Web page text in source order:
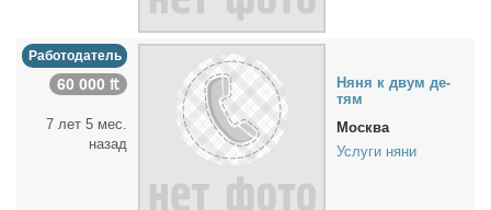
Работодатель
60 000 ₶
7 лет 5 мес.
назад
Ня­ня к двум де­
тям
Москва
Услуги няни